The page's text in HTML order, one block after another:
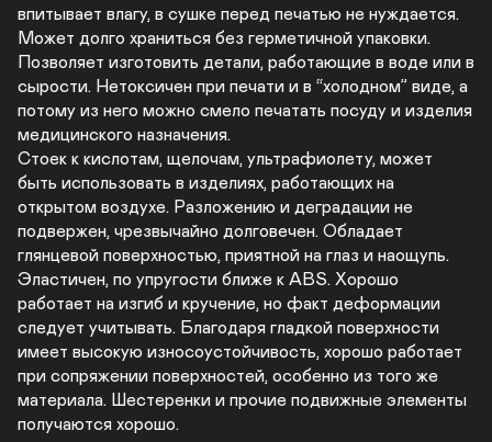
впитывает влагу, в сушке перед печатью не нуждается.
Может долго храниться без герметичной упаковки.
Позволяет изготовить детали, работающие в воде или в
сырости. Нетоксичен при печати и в “холодном” виде, а
потому из него можно смело печатать посуду и изделия
медицинского назначения.
Стоек к кислотам, щелочам, ультрафиолету, может
быть использовать в изделиях, работающих на
открытом воздухе. Разложению и деградации не
подвержен, чрезвычайно долговечен. Обладает
глянцевой поверхностью, приятной на глаз и наощупь.
Эластичен, по упругости ближе к ABS. Хорошо
работает на изгиб и кручение, но факт деформации
следует учитывать. Благодаря гладкой поверхности
имеет высокую износоустойчивость, хорошо работает
при сопряжении поверхностей, особенно из того же
материала. Шестеренки и прочие подвижные элементы
получаются хорошо.